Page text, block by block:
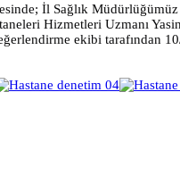
İl Sağlık
Hizmetleri Uzmanı
ekibi tarafından